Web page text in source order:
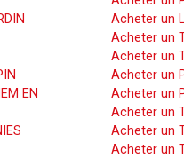
EN
Acheter un
Acheter un
Acheter un
Acheter un
Acheter un
Acheter un
Acheter un
Acheter un